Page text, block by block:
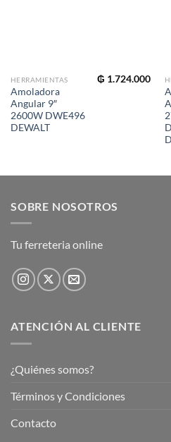
HERRAMIENTAS
Amoladora
Angular 9″
2600W DWE496
DEWALT
₲ 1.724.000
SOBRE NOSOTROS
Tu ferreteria online
ATENCIÓN AL CLIENTE
¿Quiénes somos?
Términos y Condiciones
Contacto